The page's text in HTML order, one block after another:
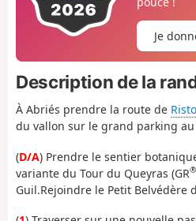
Je
Description de la
À Abriés prendre la route de
du vallon sur le grand parking au
(D/A) Prendre le sentier
variante du Tour du Queyras (GR®
Guil.Rejoindre le Petit Belvédère